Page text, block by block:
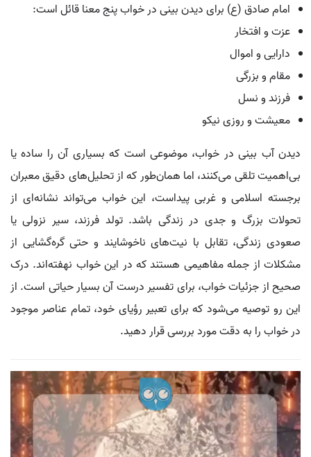
امام صادق (ع) برای دیدن بینی در خواب پنج معنا قائل است:
عزت و افتخار
دارایی و اموال
مقام و بزرگی
فرزند و نسل
معیشت و روزی نیکو
دیدن آب بینی در خواب، موضوعی است که بسیاری آن را ساده یا
بی‌اهمیت تلقی می‌کنند، اما همان‌طور که از تحلیل‌های دقیق معبران
برجسته اسلامی و غربی پیداست، این خواب می‌تواند نشانه‌ای از
تحولات بزرگ و جدی در زندگی باشد. تولد فرزند، سیر نزولی یا
صعودی زندگی، تقابل با نیت‌های ناخوشایند و حتی گره‌گشایی از
مشکلات از جمله مفاهیمی هستند که در این خواب نهفته‌اند. درک
صحیح از جزئیات خواب، برای تفسیر درست آن بسیار حیاتی است. از
این رو توصیه می‌شود که برای تعبیر رؤیای خود، تمام عناصر موجود
در خواب را به دقت مورد بررسی قرار دهید.